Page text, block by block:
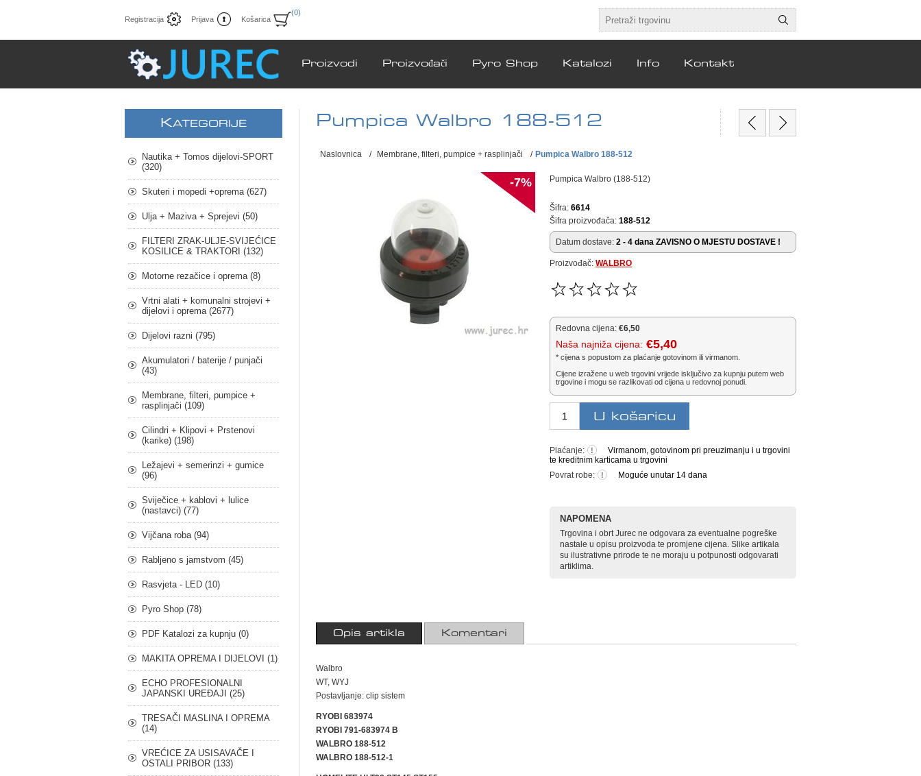
Registracija Prijava Košarica
(0)
Proizvodi Proizvođači Pyro Shop Katalozi Info Kontakt
Pumpica Walbro 188-512
Naslovnica / Membrane, filteri, pumpice + rasplinjači / Pumpica Walbro 188-512
-7% Pumpica Walbro (188-512)
Šifra: 6614
Šifra proizvođača: 188-512
Datum dostave: 2 - 4 dana ZAVISNO O MJESTU DOSTAVE !
Proizvođač: WALBRO
Redovna cijena: €6,50
Naša najniža cijena: €5,40
* cijena s popustom za plaćanje gotovinom ili virmanom.
Cijene izražene u web trgovini vrijede isključivo za kupnju putem web
trgovine i mogu se razlikovati od cijena u redovnoj ponudi.
Plaćanje: !
Virmanom, gotovinom pri preuzimanju i u trgovini
te kreditnim karticama u trgovini
Povrat robe:
! Moguće unutar 14 dana
NAPOMENA
Trgovina i obrt Jurec ne odgovara za eventualne pogreške
nastale u opisu proizvoda te promjene cijena. Slike artikala
su ilustrativne prirode te ne moraju u potpunosti odgovarati
artiklima.
Opis artikla Komentari
Walbro
WT, WYJ
Postavljanje: clip sistem
RYOBI 683974
RYOBI 791-683974 B
WALBRO 188-512
WALBRO 188-512-1
KATEGORIJE
Nautika + Tomos dijelovi-SPORT
(320)
Skuteri i mopedi +oprema (627)
Ulja + Maziva + Sprejevi (50)
FILTERI ZRAK-ULJE-SVIJEĆICE
KOSILICE & TRAKTORI (132)
Motorne rezačice i oprema (8)
Vrtni alati + komunalni strojevi +
dijelovi i oprema (2677)
Dijelovi razni (795)
Akumulatori / baterije / punjači
(43)
Membrane, filteri, pumpice +
rasplinjači (109)
Cilindri + Klipovi + Prstenovi
(karike) (198)
Ležajevi + semerinzi + gumice
(96)
Sviječice + kablovi + lulice
(nastavci) (77)
Vijčana roba (94)
Rabljeno s jamstvom (45)
Rasvjeta - LED (10)
Pyro Shop (78)
PDF Katalozi za kupnju (0)
MAKITA OPREMA I DIJELOVI (1)
ECHO PROFESIONALNI
JAPANSKI UREĐAJI (25)
TRESAČI MASLINA I OPREMA
(14)
VREĆICE ZA USISAVAČE I
OSTALI PRIBOR (133)